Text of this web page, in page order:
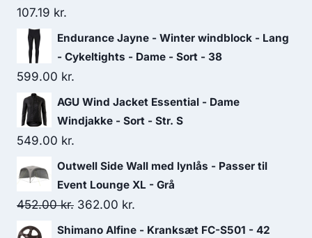
107.19 kr.
Endurance Jayne - Winter windblock - Lang
- Cykeltights - Dame - Sort - 38
599.00 kr.
AGU Wind Jacket Essential - Dame
Windjakke - Sort - Str. S
549.00 kr.
Outwell Side Wall med lynlås - Passer til
Event Lounge XL - Grå
452.00kr. Original
price
362.00 kr.
price
Shimano Alfine - Kranksæt FC-S501 - 42